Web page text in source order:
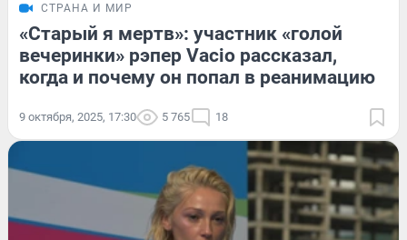
СТРАНА И МИР
«Старый я мертв»: участник «голой
вечеринки» рэпер Vacio рассказал,
когда и почему он попал в реанимацию
9 октября, 2025, 17:30 5 765 18